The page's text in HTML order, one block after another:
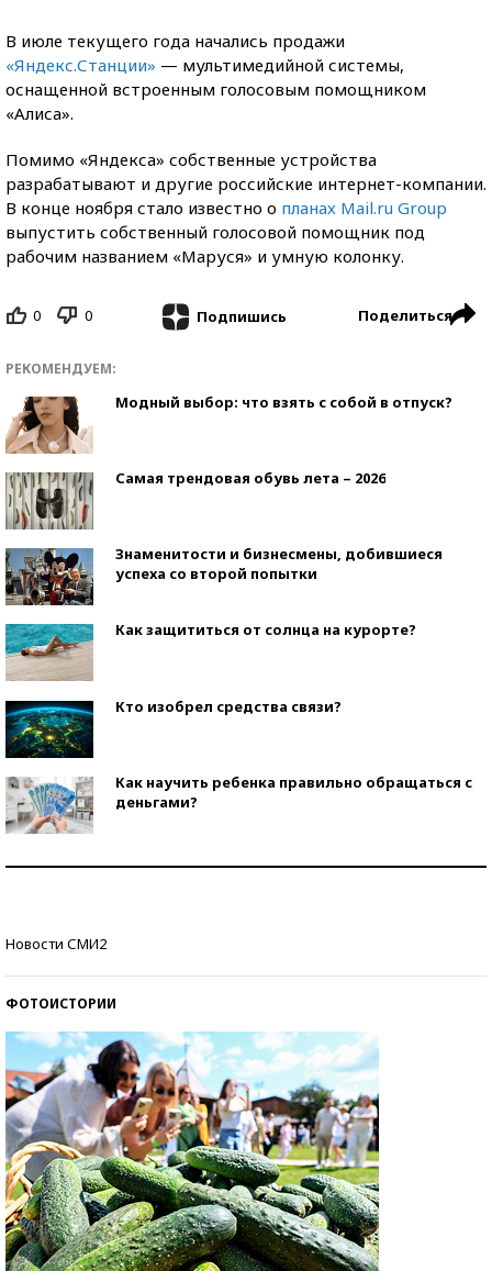
В июле текущего года начались продажи
«Яндекс.Станции» — мультимедийной системы,
оснащенной встроенным голосовым помощником
«Алиса».
Помимо «Яндекса» собственные устройства
разрабатывают и другие российские интернет-компании.
В конце ноября стало известно о планах Mail.ru Group
выпустить собственный голосовой помощник под
рабочим названием «Маруся» и умную колонку.
0 0 Подпишись Поделиться
РЕКОМЕНДУЕМ:
Модный выбор: что взять с собой в отпуск?
Самая трендовая обувь лета – 2026
Знаменитости и бизнесмены, добившиеся
успеха со второй попытки
Как защититься от солнца на курорте?
Кто изобрел средства связи?
Как научить ребенка правильно обращаться с
деньгами?
Новости СМИ2
ФОТОИСТОРИИ